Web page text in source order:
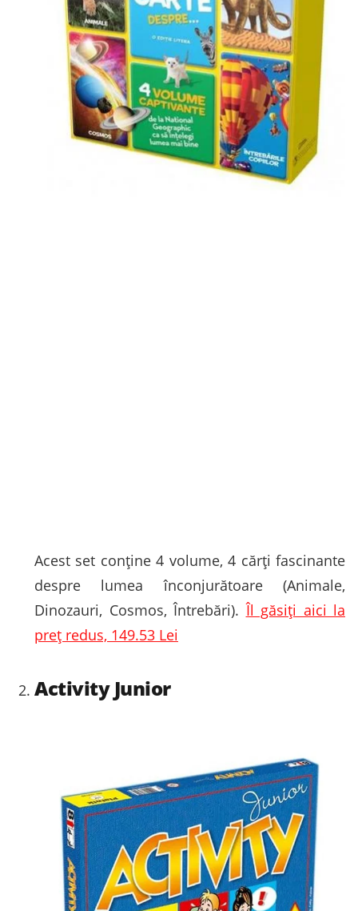
Acest set conține 4 volume, 4 cărți fascinante
despre lumea înconjurătoare (Animale,
Dinozauri, Cosmos, Întrebări).Îl găsiți aici la
preț redus, 149.53 Lei
Activity Junior